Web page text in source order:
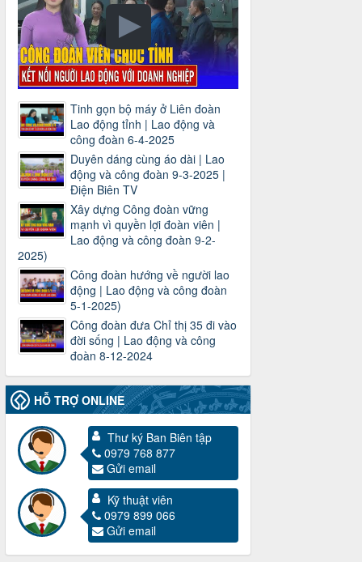
Tinh gọn bộ máy ở Liên đoàn
Lao động tỉnh | Lao động và
công đoàn 6-4-2025
Duyên dáng cùng áo dài | Lao
động và công đoàn 9-3-2025 |
Điện Biên TV
Xây dựng Công đoàn vững
mạnh vì quyền lợi đoàn viên |
Lao động và công đoàn 9-2-
2025)
Công đoàn hướng về người lao
động | Lao động và công đoàn
5-1-2025)
Công đoàn đưa Chỉ thị 35 đi vào
đời sống | Lao động và công
đoàn 8-12-2024
HỖ TRỢ ONLINE
Thư ký Ban Biên tập
0979 768 877
Gửi email
Kỹ thuật viên
0979 899 066
Gửi email
3716/TLD-TC
Công văn hướng dẫn công tác quả lý tài
chính, tài sản công đoàn khi đơn vị sát
nhập, chấm dứt hoạt động
Thời gian đăng: 13/04/2025
lượt xem: 2001 | lượt tải:719